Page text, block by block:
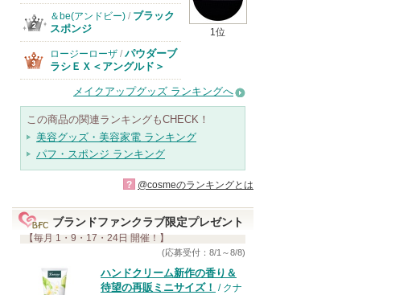
1位
＆be(アンドビー) / ブラック
スポンジ
ロージーローザ / パウダーブ
ラシＥＸ＜アングルド＞
メイクアップグッズ ランキングへ
この商品の関連ランキングもCHECK！
美容グッズ・美容家電 ランキング
パフ・スポンジ ランキング
? @cosmeのランキングとは
ブランドファンクラブ限定プレゼント
【毎月 1・9・17・24日 開催！】
(応募受付：8/1～8/8)
ハンドクリーム新作の香り＆
待望の再販ミニサイズ！ / クナ